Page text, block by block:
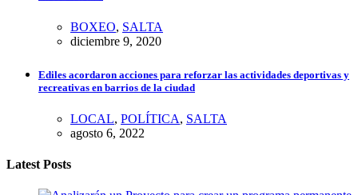
BOXEO, SALTA
diciembre 9, 2020
Ediles acordaron acciones para reforzar las actividades deportivas y
recreativas en barrios de la ciudad
LOCAL, POLÍTICA, SALTA
agosto 6, 2022
Latest Posts